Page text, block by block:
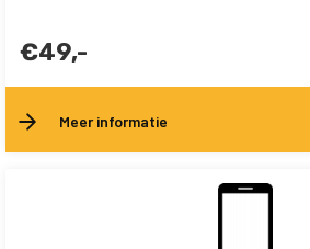
€49,-
Meer informatie